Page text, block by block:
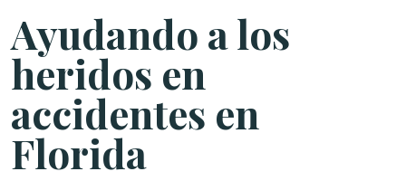
Ayudando a los
heridos en
accidentes en
Florida